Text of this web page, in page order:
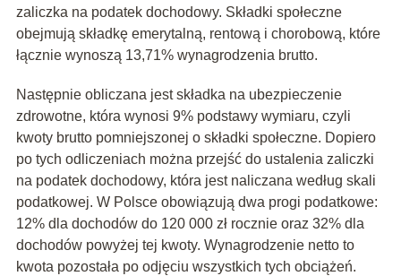
zaliczka na podatek dochodowy. Składki społeczne
obejmują składkę emerytalną, rentową i chorobową, które
łącznie wynoszą 13,71% wynagrodzenia brutto.
Następnie obliczana jest składka na ubezpieczenie
zdrowotne, która wynosi 9% podstawy wymiaru, czyli
kwoty brutto pomniejszonej o składki społeczne. Dopiero
po tych odliczeniach można przejść do ustalenia zaliczki
na podatek dochodowy, która jest naliczana według skali
podatkowej. W Polsce obowiązują dwa progi podatkowe:
12% dla dochodów do 120 000 zł rocznie oraz 32% dla
dochodów powyżej tej kwoty. Wynagrodzenie netto to
kwota pozostała po odjęciu wszystkich tych obciążeń.